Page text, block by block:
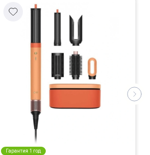
Гарантия 1 год